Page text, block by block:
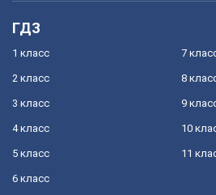
ГДЗ
1 класс
2 класс
3 класс
4 класс
5 класс
6 класс
7
8
9
10
11